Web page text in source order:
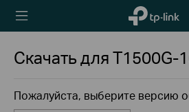
TP-Link,
Reliably
Скачать дляT1500G-
Пожалуйста, выберите версию